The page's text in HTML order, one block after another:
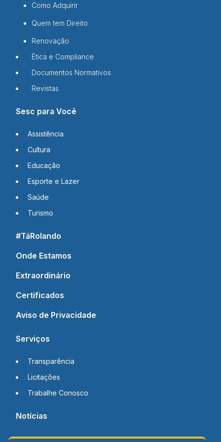
Como Adquirir
Quem tem Direito
Renovação
Ética e Compliance
Documentos Normativos
Revistas
Sesc para Você
Assistência
Cultura
Educação
Esporte e Lazer
Saúde
Turismo
#TáRolando
Onde Estamos
Extraordinário
Certificados
Aviso de Privacidade
Serviços
Transparência
Licitações
Trabalhe Conosco
Notícias
Contato